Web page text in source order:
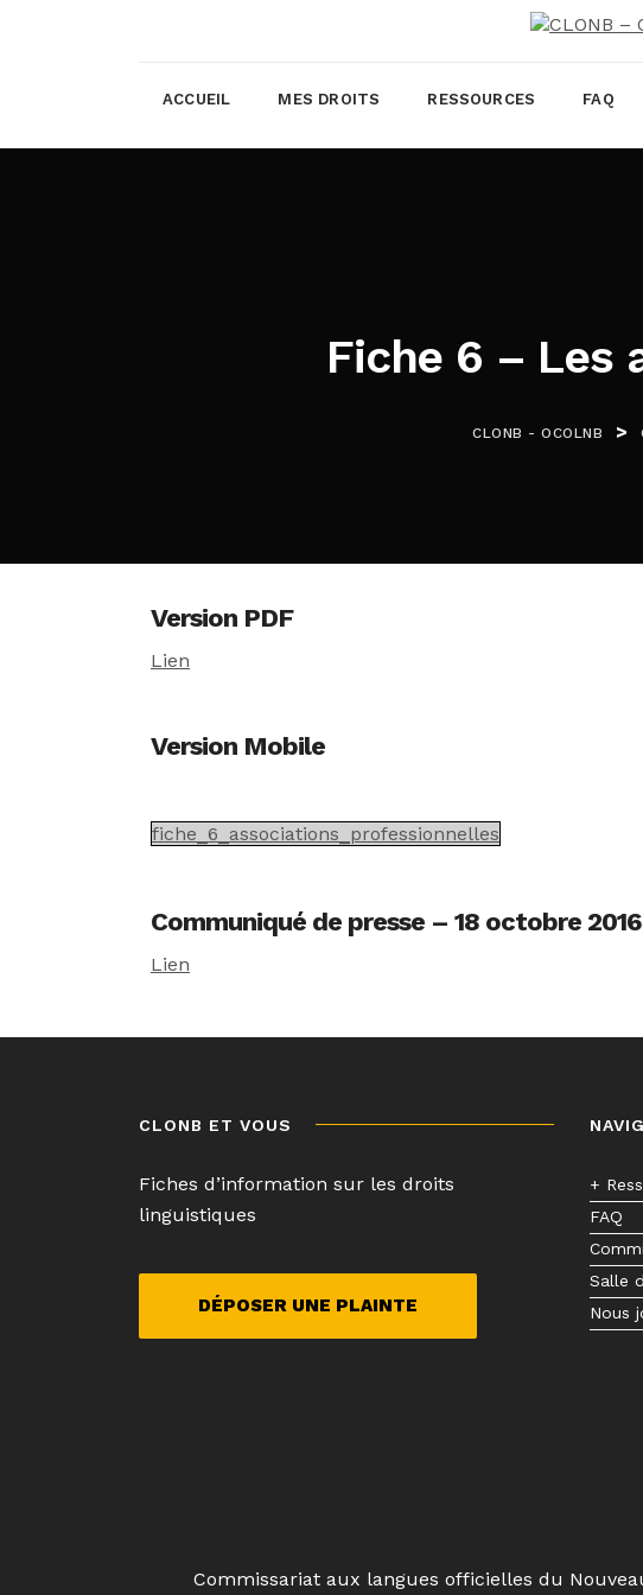
ACCUEIL MES DROITS RESSOURCES FAQ
Fiche 6 – Les
CLONB - OCOLNB >
Version PDF
Lien
Version Mobile
fiche_6_associations_professionnelles
Communiqué de presse – 18 octobre 2016
Lien
CLONB ET VOUS
Fiches d’information sur les droits
linguistiques
DÉPOSER UNE PLAINTE
+
FAQ
Salle
Nous
Commissariat aux langues officielles du